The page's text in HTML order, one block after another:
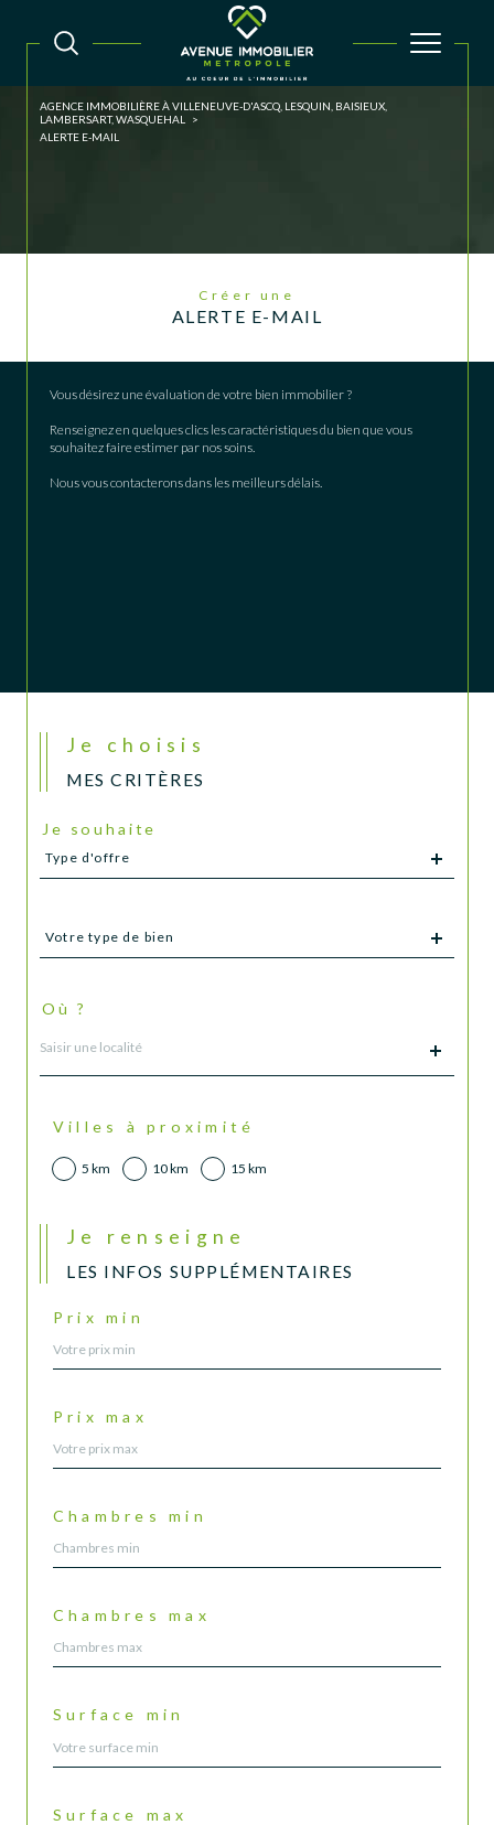
AGENCE IMMOBILIÈRE À VILLENEUVE-D'ASCQ, LESQUIN, BAISIEUX,
LAMBERSART, WASQUEHAL
ALERTE E-MAIL
Créer une
ALERTE E-MAIL
Vous désirez une évaluation de votre bien immobilier ?
Renseignez en quelques clics les caractéristiques du bien que vous
souhaitez faire estimer par nos soins.
Nous vous contacterons dans les meilleurs délais.
Je choisis
MES CRITÈRES
Je souhaite
d'offre
Type d'offre
d'offre
Votre type de bien
Où ?
Villes à proximité
5 km 10 km 15 km
Je renseigne
LES INFOS SUPPLÉMENTAIRES
Prix min
Prix max
Chambres min
Chambres max
Surface min
Surface max